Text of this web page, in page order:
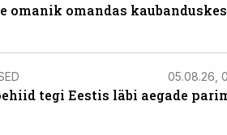
omanik omandas
05.08.26,
tegi Eestis läbi aegade